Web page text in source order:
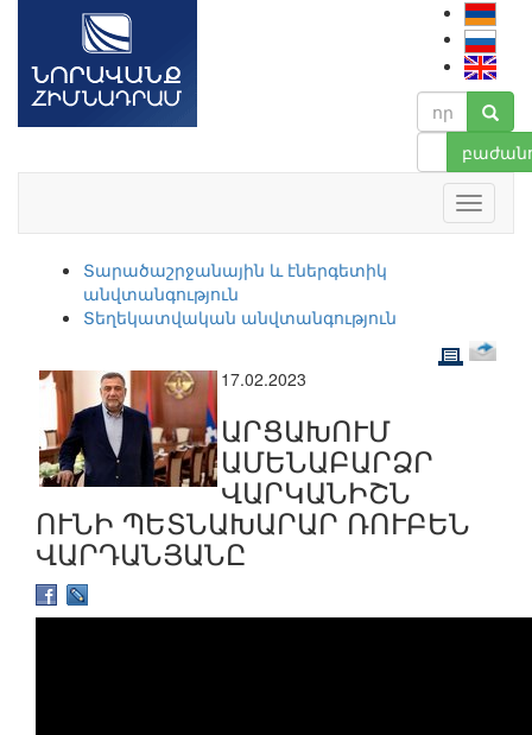
Տարածաշրջանային և էներգետիկ
անվտանգություն
Տեղեկատվական անվտանգություն
17.02.2023
ԱՐՑԱԽՈՒՄ
ԱՄԵՆԱԲԱՐՁՐ
ՎԱՐԿԱՆԻՇՆ
ՈՒՆԻ ՊԵՏՆԱԽԱՐԱՐ ՌՈՒԲԵՆ
ՎԱՐԴԱՆՅԱՆԸ